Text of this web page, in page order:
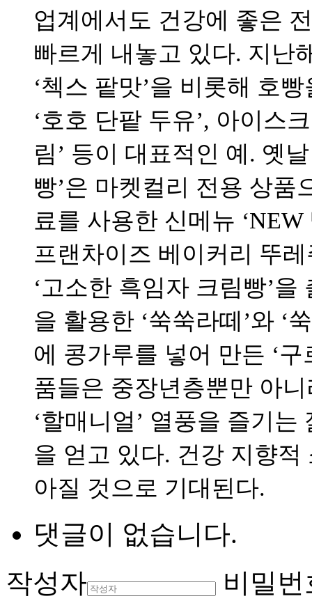
업계에서도 건강에 좋은
빠르게 내놓고 있다. 지난
‘첵스 팥맛’을 비롯해 호
‘호호 단팥 두유’, 아이스
림’ 등이 대표적인 예. 옛
빵’은 마켓컬리 전용 상품
료를 사용한 신메뉴
프랜차이즈 베이커리 뚜
‘고소한 흑임자 크림빵’
을 활용한 ‘쑥쑥라떼’와 ‘
에 콩가루를 넣어 만든 ‘
품들은 중장년층뿐만 아
‘할매니얼’ 열풍을 즐기
을 얻고 있다. 건강 지향
아질 것으로 기대된다.
댓글이 없습니다.
작성자
비밀번